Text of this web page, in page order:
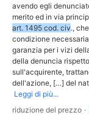
avendo egli
merito ed in via
art. 1495 cod. civ.,
condizione
garanzia per i vizi
della denuncia
sull'acquirente,
dell'azione, […] del
Leggi di più...
riduzione del prezzo ·